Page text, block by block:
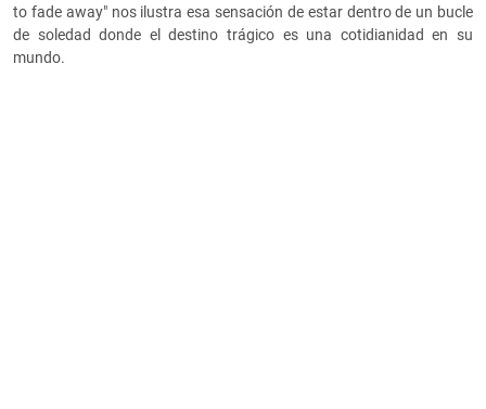
to fade away" nos ilustra esa sensación de estar dentro de un bucle
de soledad donde el destino trágico es una cotidianidad en su
mundo.